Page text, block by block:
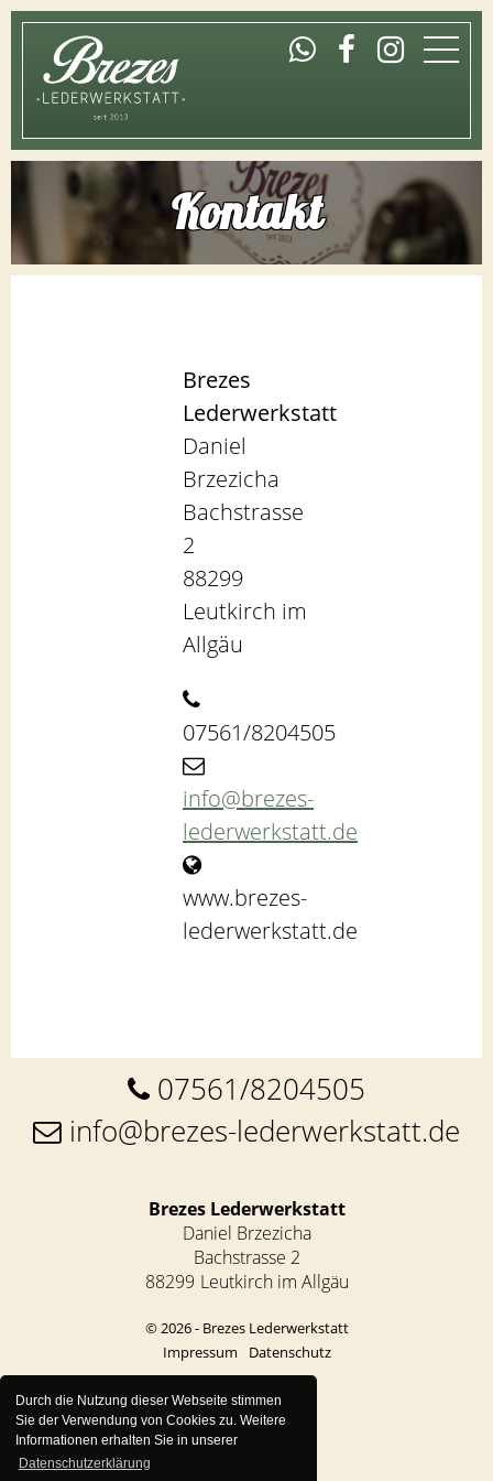
Durch die Nutzung dieser Webseite stimmen
Sie der Verwendung von Cookies zu. Weitere
Informationen erhalten Sie in unserer
Datenschutzerklärung
Home
Laden
Shop
Öffnungszeiten
Kontakt
Kontakt
Brezes
Lederwerkstatt
Daniel
Brzezicha
Bachstrasse
2
88299
Leutkirch im
Allgäu
07561/8204505
info@brezes-
lederwerkstatt.de
www.brezes-
lederwerkstatt.de
07561/8204505
info@brezes-lederwerkstatt.de
Brezes Lederwerkstatt
Daniel Brzezicha
Bachstrasse 2
88299 Leutkirch im Allgäu
© 2026 - Brezes Lederwerkstatt
Impressum
Datenschutz